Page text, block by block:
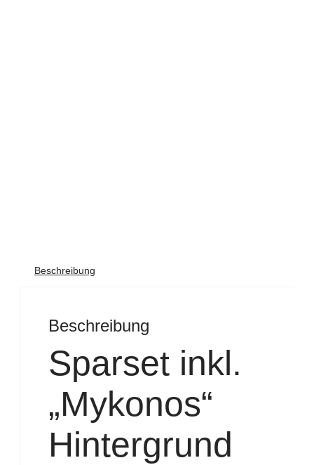
Beschreibung
Beschreibung
Sparset inkl.
„Mykonos“
Hintergrund